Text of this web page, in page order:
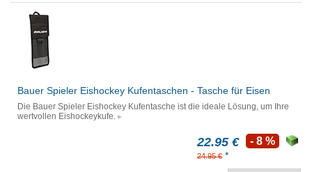
Bauer Spieler Eishockey Kufentaschen - Tasche für Eisen
Die Bauer Spieler Eishockey Kufentasche ist die ideale Lösung, um Ihre
wertvollen Eishockeykufe.
22.95 €
24.95 € *
- 8 %